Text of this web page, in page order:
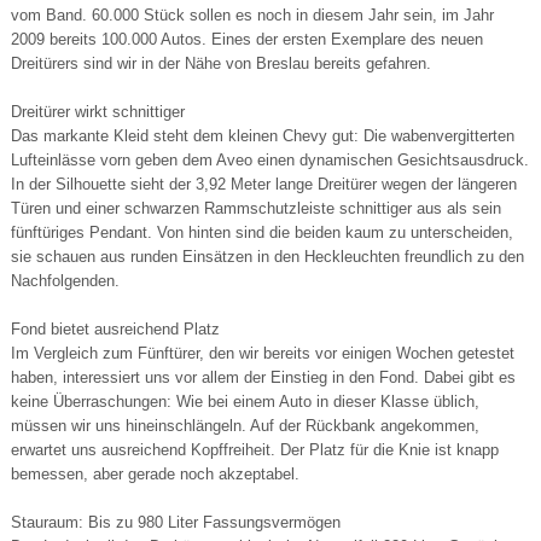
vom Band. 60.000 Stück sollen es noch in diesem Jahr sein, im Jahr
2009 bereits 100.000 Autos. Eines der ersten Exemplare des neuen
Dreitürers sind wir in der Nähe von Breslau bereits gefahren.
Dreitürer wirkt schnittiger
Das markante Kleid steht dem kleinen Chevy gut: Die wabenvergitterten
Lufteinlässe vorn geben dem Aveo einen dynamischen Gesichtsausdruck.
In der Silhouette sieht der 3,92 Meter lange Dreitürer wegen der längeren
Türen und einer schwarzen Rammschutzleiste schnittiger aus als sein
fünftüriges Pendant. Von hinten sind die beiden kaum zu unterscheiden,
sie schauen aus runden Einsätzen in den Heckleuchten freundlich zu den
Nachfolgenden.
Fond bietet ausreichend Platz
Im Vergleich zum Fünftürer, den wir bereits vor einigen Wochen getestet
haben, interessiert uns vor allem der Einstieg in den Fond. Dabei gibt es
keine Überraschungen: Wie bei einem Auto in dieser Klasse üblich,
müssen wir uns hineinschlängeln. Auf der Rückbank angekommen,
erwartet uns ausreichend Kopffreiheit. Der Platz für die Knie ist knapp
bemessen, aber gerade noch akzeptabel.
Stauraum: Bis zu 980 Liter Fassungsvermögen